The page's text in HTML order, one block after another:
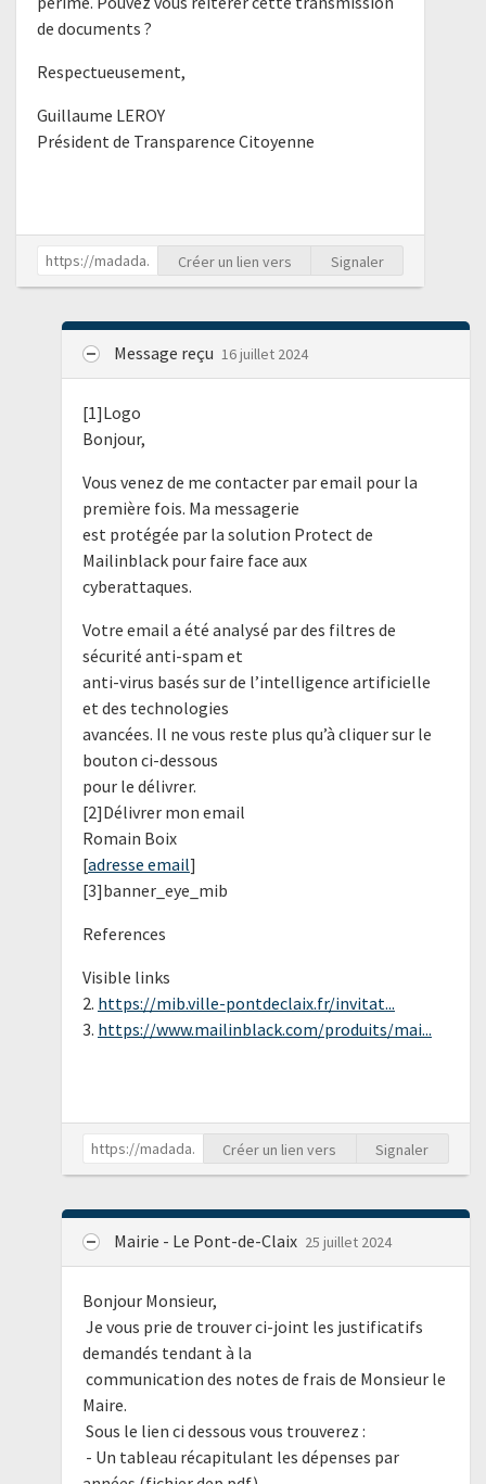
de documents ?
Respectueusement,
Guillaume LEROY
Président de Transparence Citoyenne
Créer un lien vers Signaler
Message reçu 16 juillet 2024
[1]Logo
Bonjour,
Vous venez de me contacter par email pour la
première fois. Ma messagerie
est protégée par la solution Protect de
Mailinblack pour faire face aux
cyberattaques.
Votre email a été analysé par des filtres de
sécurité anti-spam et
anti-virus basés sur de l’intelligence artificielle
et des technologies
avancées. Il ne vous reste plus qu’à cliquer sur le
bouton ci-dessous
pour le délivrer.
[2]Délivrer mon email
Romain Boix
[adresse email]
[3]banner_eye_mib
References
Visible links
2. https://mib.ville-pontdeclaix.fr/invitat...
3. https://www.mailinblack.com/produits/mai...
Créer un lien vers Signaler
Mairie - Le Pont-de-Claix 25 juillet 2024
Bonjour Monsieur,
Je vous prie de trouver ci-joint les justificatifs
demandés tendant à la
communication des notes de frais de Monsieur le
Maire.
Sous le lien ci dessous vous trouverez :
- Un tableau récapitulant les dépenses par